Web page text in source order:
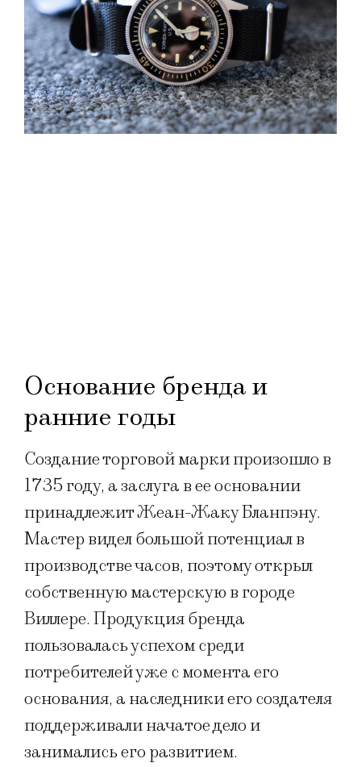
Основание бренда и
ранние годы
Создание торговой марки произошло в
1735 году, а заслуга в ее основании
принадлежит Жеан-Жаку Бланпэну.
Мастер видел большой потенциал в
производстве часов, поэтому открыл
собственную мастерскую в городе
Виллере. Продукция бренда
пользовалась успехом среди
потребителей уже с момента его
основания, а наследники его создателя
поддерживали начатое дело и
занимались его развитием.